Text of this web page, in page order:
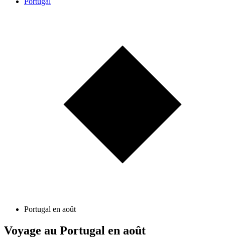
Portugal en août
Voyage au Portugal en août